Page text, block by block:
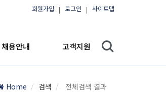
회원가입 로그인 사이트맵
채용안내 고객지원
Home 검색 전체검색 결과